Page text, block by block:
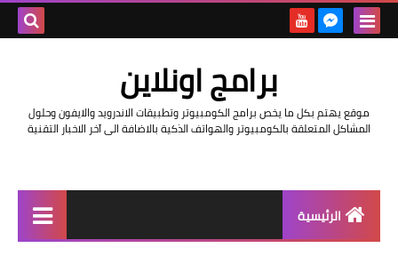
برامج اونلاين
موقع يهتم بكل ما يخص برامج الكومبيوتر وتطبيقات الاندرويد والايفون وحلول
المشاكل المتعلقة بالكومبيوتر والهواتف الذكية بالاضافة الى آخر الاخبار التقنية
الرئيسية